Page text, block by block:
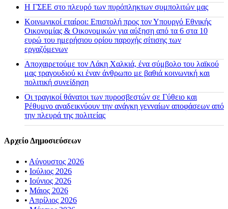
H ΓΣΕΕ στο πλευρό των πυρόπληκτων συμπολιτών μας
Κοινωνικοί εταίροι: Επιστολή προς τον Υπουργό Εθνικής
Οικονομίας & Οικονομικών για αύξηση από τα 6 στα 10
ευρώ του ημερήσιου ορίου παροχής σίτισης των
εργαζόμενων
Αποχαιρετούμε τον Λάκη Χαλκιά, ένα σύμβολο του λαϊκού
μας τραγουδιού κι έναν άνθρωπο με βαθιά κοινωνική και
πολιτική συνείδηση
Οι τραγικοί θάνατοι των πυροσβεστών σε Γύθειο και
Ρέθυμνο αναδεικνύουν την ανάγκη γενναίων αποφάσεων από
την πλευρά της πολιτείας
Αρχείο Δημοσιεύσεων
• Αύγουστος 2026
• Ιούλιος 2026
• Ιούνιος 2026
• Μάιος 2026
• Απρίλιος 2026